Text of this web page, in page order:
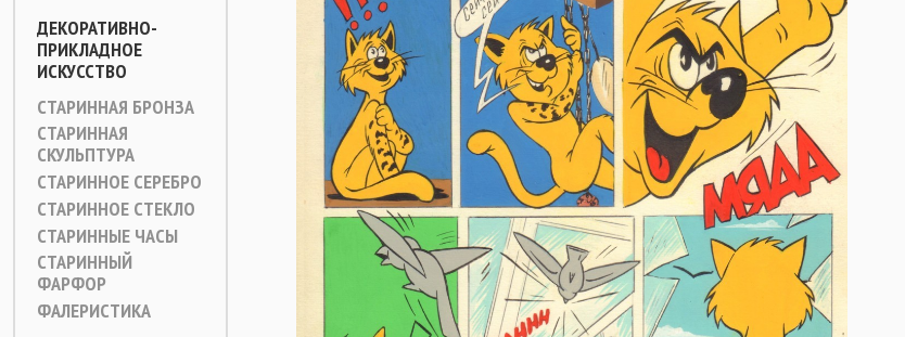
ДЕКОРАТИВНО-
ПРИКЛАДНОЕ
ИСКУССТВО
СТАРИННАЯ БРОНЗА
СТАРИННАЯ
СКУЛЬПТУРА
СТАРИННОЕ СЕРЕБРО
СТАРИННОЕ СТЕКЛО
СТАРИННЫЕ ЧАСЫ
СТАРИННЫЙ
ФАРФОР
ФАЛЕРИСТИКА